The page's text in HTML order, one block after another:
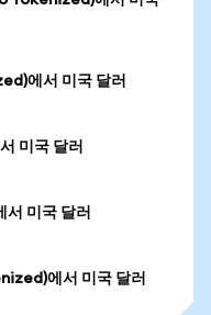
에서 미국 달러
미국 달러
미국 달러
에서 미국 달러